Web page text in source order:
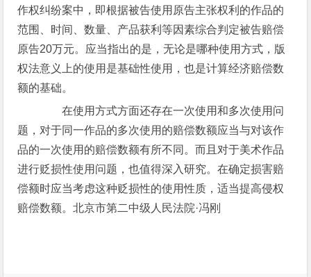
作权纠纷案中，即根据被告使用原告主张权利的作品的
范围、时间、数量、产品获利等因素综合判定被告赔偿
原告20万元。应当指出的是，无论是哪种使用方式，版
权法意义上的使用是基础性使用，也是计算经济赔偿数
额的基础。
在使用方式方面还存在一次使用和多次使用问
题，对于同一作品的多次使用的赔偿数额应当与对该作
品的一次使用的赔偿数额有所不同。而且对于美术作品
进行贬损性使用问题，也值得深入研究。在确定损害赔
偿额时应当考虑这种贬损性的使用性质，适当提高侵权
赔偿数额。北京市第二中级人民法院·冯刚